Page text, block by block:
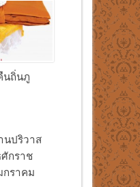
นถิ่นภู
นปริวาส
กราช
กราคม